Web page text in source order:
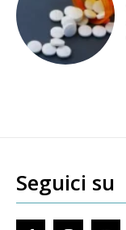
Seguici su